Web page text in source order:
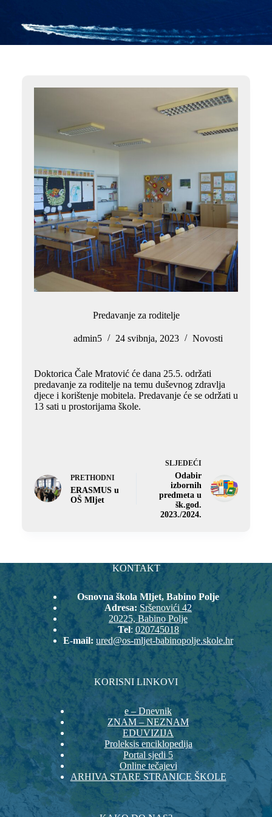
Predavanje za roditelje
admin5 24 svibnja, 2023 Novosti
Doktorica Čale Mratović će dana 25.5. održati
predavanje za roditelje na temu duševnog zdravlja
djece i korištenje mobitela. Predavanje će se održati u
13 sati u prostorijama škole.
PRETHODNI
ERASMUS u
OŠ Mljet
SLJEDEĆI
Odabir
izbornih
predmeta u
šk.god.
2023./2024.
KONTAKT
Osnovna škola Mljet, Babino Polje
Adresa: Sršenovići 42
20225, Babino Polje
Tel: 020745018
E-mail: ured@os-mljet-babinopolje.skole.hr
KORISNI LINKOVI
e – Dnevnik
ZNAM – NEZNAM
EDUVIZIJA
Proleksis enciklopedija
Portal sjedi 5
Online tečajevi
ARHIVA STARE STRANICE ŠKOLE